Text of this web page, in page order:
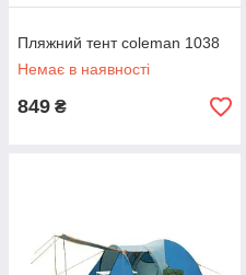
Пляжний тент coleman 1038
Немає в наявності
849 ₴